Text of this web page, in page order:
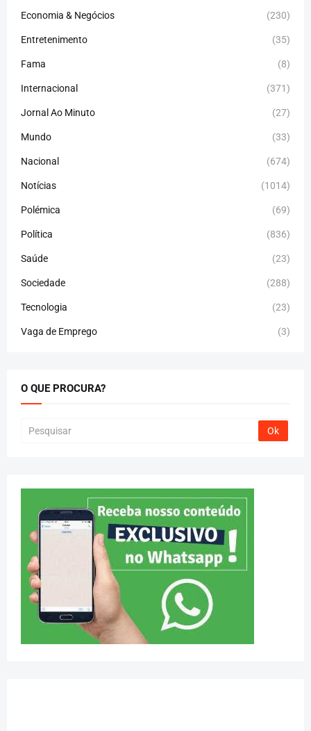
Economia & Negócios (230)
Entretenimento (35)
Fama (8)
Internacional (371)
Jornal Ao Minuto (27)
Mundo (33)
Nacional (674)
Notícias (1014)
Polémica (69)
Política (836)
Saúde (23)
Sociedade (288)
Tecnologia (23)
Vaga de Emprego (3)
O QUE PROCURA?